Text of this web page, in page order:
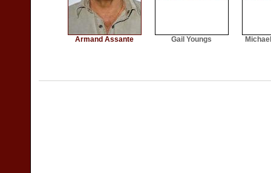
Armand Assante Gail Youngs